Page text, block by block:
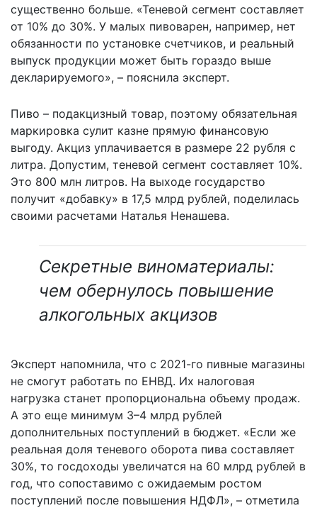
существенно больше. «Теневой сегмент составляет
от 10% до 30%. У малых пивоварен, например, нет
обязанности по установке счетчиков, и реальный
выпуск продукции может быть гораздо выше
декларируемого», – пояснила эксперт.
Пиво – подакцизный товар, поэтому обязательная
маркировка сулит казне прямую финансовую
выгоду. Акциз уплачивается в размере 22 рубля с
литра. Допустим, теневой сегмент составляет 10%.
Это 800 млн литров. На выходе государство
получит «добавку» в 17,5 млрд рублей, поделилась
своими расчетами Наталья Ненашева.
Секретные виноматериалы:
чем обернулось повышение
алкогольных акцизов
Эксперт напомнила, что с 2021-го пивные магазины
не смогут работать по ЕНВД. Их налоговая
нагрузка станет пропорциональна объему продаж.
А это еще минимум 3–4 млрд рублей
дополнительных поступлений в бюджет. «Если же
реальная доля теневого оборота пива составляет
30%, то госдоходы увеличатся на 60 млрд рублей в
год, что сопоставимо с ожидаемым ростом
поступлений после повышения НДФЛ», – отметила